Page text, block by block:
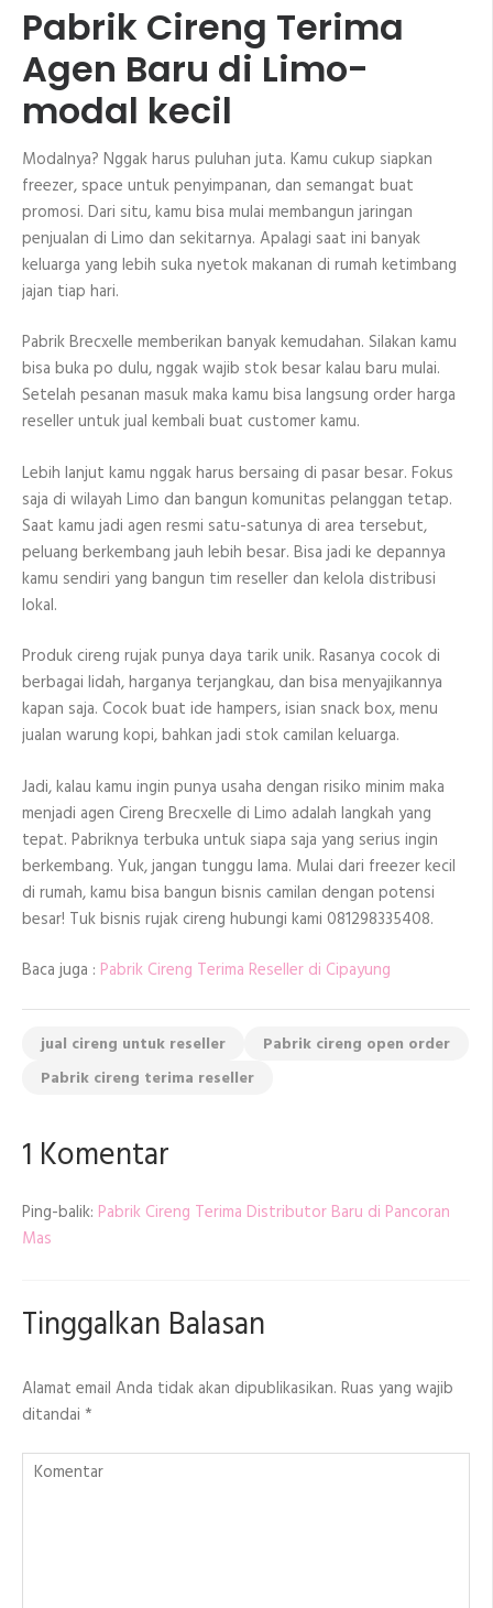
Pabrik Cireng Terima
Agen Baru di Limo-
modal kecil
Modalnya? Nggak harus puluhan juta. Kamu cukup siapkan
freezer, space untuk penyimpanan, dan semangat buat
promosi. Dari situ, kamu bisa mulai membangun jaringan
penjualan di Limo dan sekitarnya. Apalagi saat ini banyak
keluarga yang lebih suka nyetok makanan di rumah ketimbang
jajan tiap hari.
Pabrik Brecxelle memberikan banyak kemudahan. Silakan kamu
bisa buka po dulu, nggak wajib stok besar kalau baru mulai.
Setelah pesanan masuk maka kamu bisa langsung order harga
reseller untuk jual kembali buat customer kamu.
Lebih lanjut kamu nggak harus bersaing di pasar besar. Fokus
saja di wilayah Limo dan bangun komunitas pelanggan tetap.
Saat kamu jadi agen resmi satu-satunya di area tersebut,
peluang berkembang jauh lebih besar. Bisa jadi ke depannya
kamu sendiri yang bangun tim reseller dan kelola distribusi
lokal.
Produk cireng rujak punya daya tarik unik. Rasanya cocok di
berbagai lidah, harganya terjangkau, dan bisa menyajikannya
kapan saja. Cocok buat ide hampers, isian snack box, menu
jualan warung kopi, bahkan jadi stok camilan keluarga.
Jadi, kalau kamu ingin punya usaha dengan risiko minim maka
menjadi agen Cireng Brecxelle di Limo adalah langkah yang
tepat. Pabriknya terbuka untuk siapa saja yang serius ingin
berkembang. Yuk, jangan tunggu lama. Mulai dari freezer kecil
di rumah, kamu bisa bangun bisnis camilan dengan potensi
besar! Tuk bisnis rujak cireng hubungi kami 081298335408.
Baca juga : Pabrik Cireng Terima Reseller di Cipayung
jual cireng untuk reseller
Pabrik cireng open order
Pabrik cireng terima reseller
1 Komentar
Ping-balik: Pabrik Cireng Terima Distributor Baru di Pancoran
Mas
Tinggalkan Balasan
Alamat email Anda tidak akan dipublikasikan. Ruas yang wajib
ditandai *
Komentar